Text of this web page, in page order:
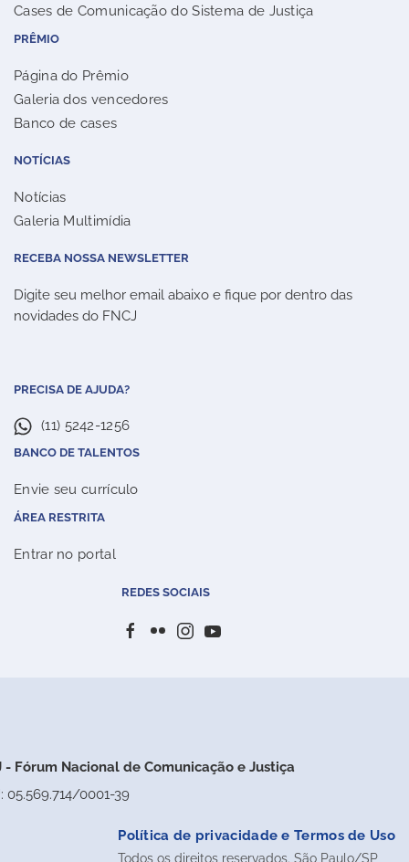
Cases de Comunicação do Sistema de Justiça
PRÊMIO
Página do Prêmio
Galeria dos vencedores
Banco de cases
NOTÍCIAS
Notícias
Galeria Multimídia
RECEBA NOSSA NEWSLETTER
Digite seu melhor email abaixo e fique por dentro das
novidades do FNCJ
PRECISA DE AJUDA?
(11) 5242-1256
BANCO DE TALENTOS
Envie seu currículo
ÁREA RESTRITA
Entrar no portal
REDES SOCIAIS
- Fórum Nacional de Comunicação e Justiça
05.569.714/0001-39
Política de privacidade e Termos de Uso
Todos os direitos reservados. São Paulo/SP